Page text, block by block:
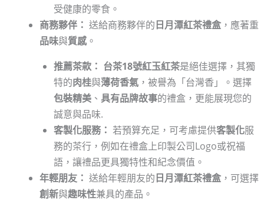
受健康的零食。
商務夥伴： 送給商務夥伴的日月潭紅茶禮盒，應著重
品味與質感。
推薦茶款： 台茶18號紅玉紅茶是絕佳選擇，其獨
特的肉桂與薄荷香氣，被譽為「台灣香」。選擇
包裝精美、 具有品牌故事的禮盒，更能展現您的
誠意與品味.
客製化服務： 若預算充足，可考慮提供客製化服
務的茶行，例如在禮盒上印製公司Logo或祝福
語，讓禮品更具獨特性和紀念價值。
年輕朋友： 送給年輕朋友的日月潭紅茶禮盒，可選擇
創新與趣味性兼具的產品。